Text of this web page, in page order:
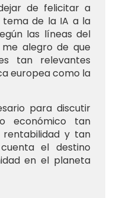
de felicitar a
de la IA a la
las líneas del
alegro de que
tan relevantes
europea como la
para discutir
económico tan
y tan
el destino
en el planeta